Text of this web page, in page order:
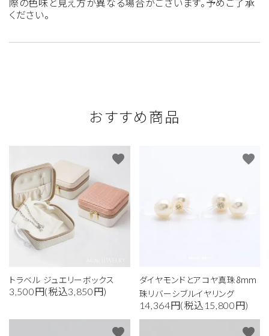
ください。
おすすめ商品
トラベル ジュエリーボックス
3,500円(税込3,850円)
favorite
ダイヤモンドとアコヤ真珠8mm
珠リバーシブルイヤリング
14,364円(税込15,800円)
favorite
favorite favorite